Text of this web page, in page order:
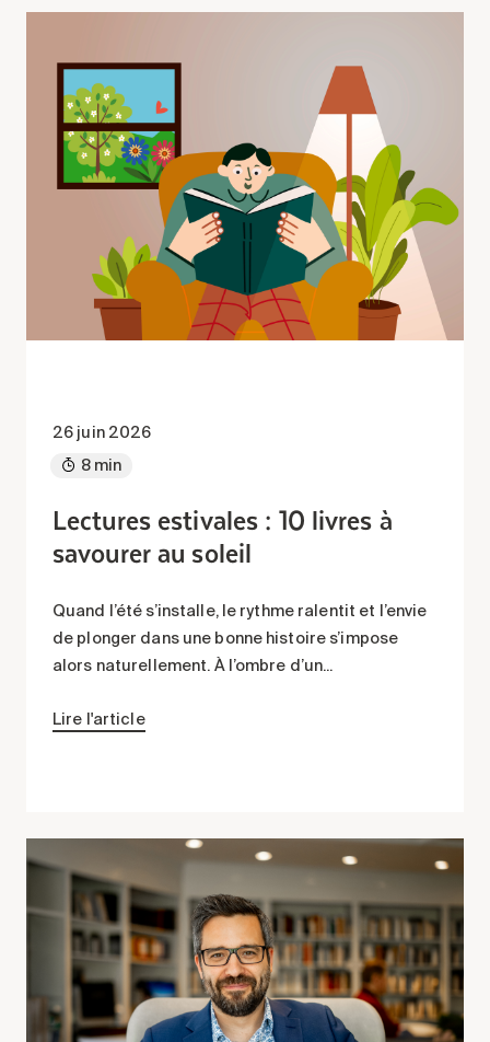
26 juin 2026
8 min
Lectures estivales : 10 livres à
savourer au soleil
Quand l’été s’installe, le rythme ralentit et l’envie
de plonger dans une bonne histoire s’impose
alors naturellement. À l’ombre d’un...
Lire l'article